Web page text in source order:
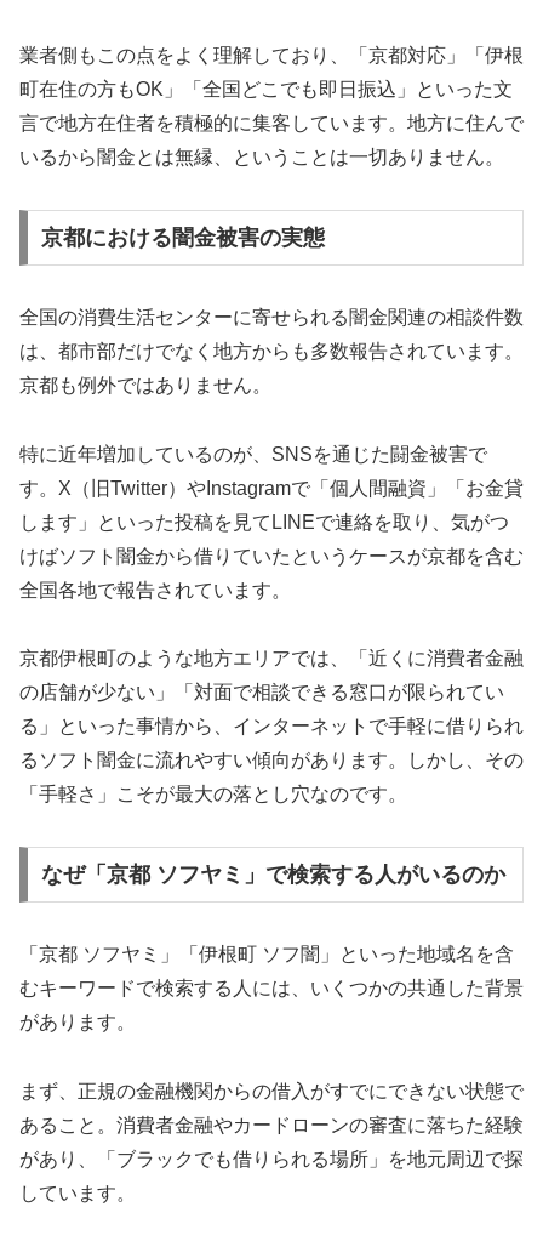
業者側もこの点をよく理解しており、「京都対応」「伊根
町在住の方もOK」「全国どこでも即日振込」といった文
言で地方在住者を積極的に集客しています。地方に住んで
いるから闇金とは無縁、ということは一切ありません。
京都における闇金被害の実態
全国の消費生活センターに寄せられる闇金関連の相談件数
は、都市部だけでなく地方からも多数報告されています。
京都も例外ではありません。
特に近年増加しているのが、SNSを通じた闘金被害で
す。X（旧Twitter）やInstagramで「個人間融資」「お金貸
します」といった投稿を見てLINEで連絡を取り、気がつ
けばソフト闇金から借りていたというケースが京都を含む
全国各地で報告されています。
京都伊根町のような地方エリアでは、「近くに消費者金融
の店舗が少ない」「対面で相談できる窓口が限られてい
る」といった事情から、インターネットで手軽に借りられ
るソフト闇金に流れやすい傾向があります。しかし、その
「手軽さ」こそが最大の落とし穴なのです。
なぜ「京都 ソフヤミ」で検索する人がいるのか
「京都 ソフヤミ」「伊根町 ソフ闇」といった地域名を含
むキーワードで検索する人には、いくつかの共通した背景
があります。
まず、正規の金融機関からの借入がすでにできない状態で
あること。消費者金融やカードローンの審査に落ちた経験
があり、「ブラックでも借りられる場所」を地元周辺で探
しています。